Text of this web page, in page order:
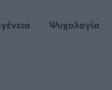
Ψυχολογία